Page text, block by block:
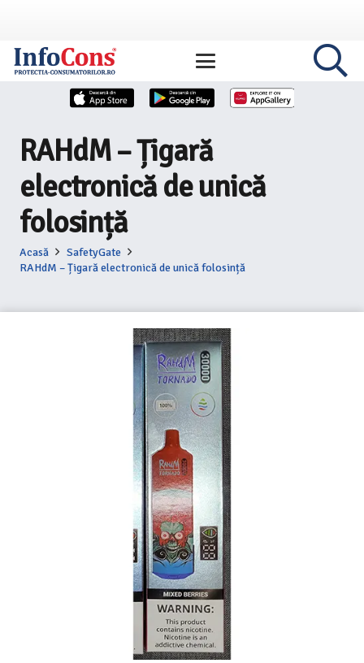
RAHdM – Țigară
electronică de unică
folosință
Acasă
SafetyGate
RAHdM – Țigară electronică de unică folosință